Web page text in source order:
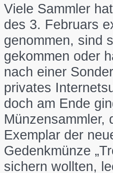
Viele Sammler
des 3. Februars
genommen, sind
gekommen oder
nach einer
privates
doch am Ende
Münzensammler,
Exemplar der
Gedenkmünze
sichern wollten,